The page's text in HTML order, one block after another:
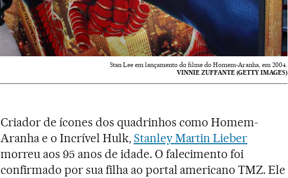
Stan Lee em lançamento do filme do Homem-Aranha, em 2004.
VINNIE ZUFFANTE (GETTY IMAGES)
Criador de ícones dos quadrinhos como Homem-
Aranha e o Incrível Hulk, Stanley Martin Lieber
morreu aos 95 anos de idade. O falecimento foi
confirmado por sua filha ao portal americano TMZ. Ele